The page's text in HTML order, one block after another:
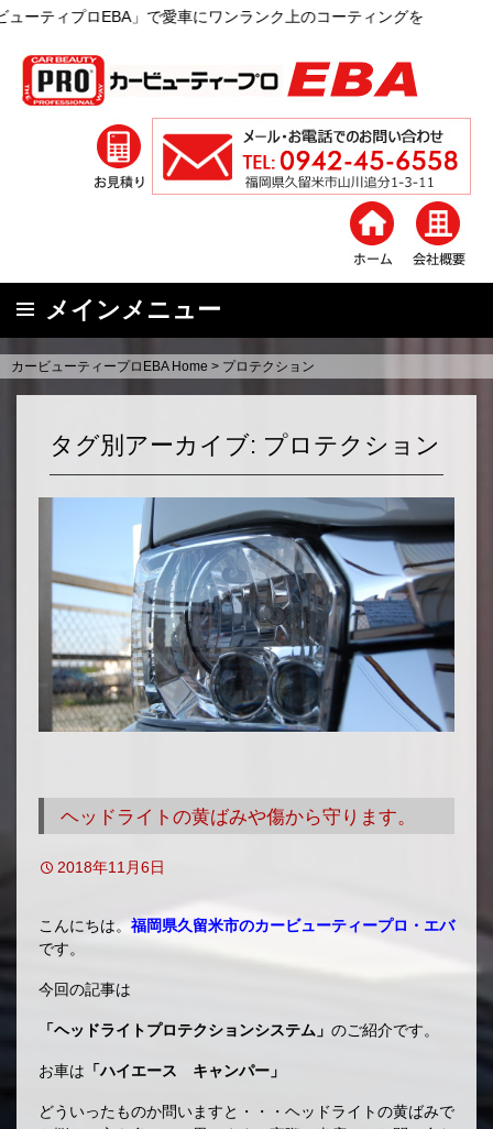
」で愛車にワンランク上のコーティングを
メインメニュー
コカービューティープロEBA Home > プロテクション
タグ別アーカイブ: プロテクション
ヘッドライトの黄ばみや傷から守ります。
2018年11月6日
こんにちは。 福岡県久留米市のカービューティープロ・エバ
です。
今回の記事は
「ヘッドライトプロテクションシステム」 のご紹介です。
お車は 「ハイエース キャンパー」
どういったものか問いますと・・・ヘッドライトの黄ばみで